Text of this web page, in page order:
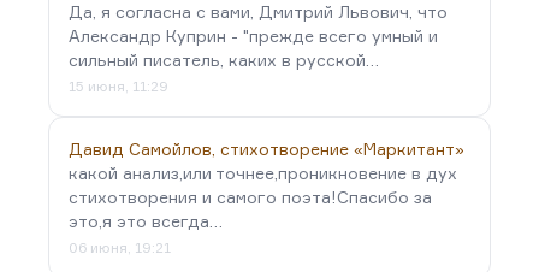
Да, я согласна с вами, Дмитрий Львович, что
Александр Куприн - "прежде всего умный и
сильный писатель, каких в русской…
15 июня, 11:29
Давид Самойлов, стихотворение «Маркитант»
какой анализ,или точнее,проникновение в дух
стихотворения и самого поэта!Спасибо за
это,я это всегда…
06 июня, 19:21